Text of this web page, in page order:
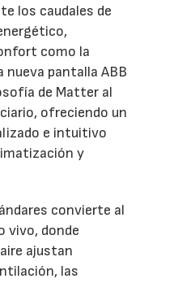
los caudales de
como la
nueva pantalla ABB
de Matter al
ofreciendo un
e intuitivo
y
convierte al
vivo, donde
ajustan
las